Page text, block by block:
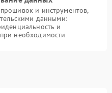
и инструментов,
данными:
и
необходимости